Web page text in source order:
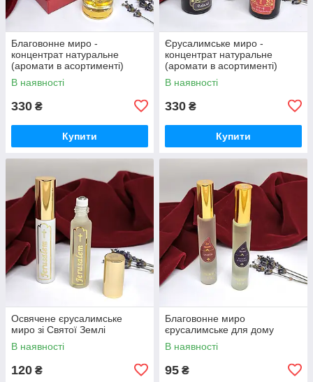
Благовонне миро -
концентрат натуральне
(аромати в асортименті)
В наявності
330 ₴
Купити
Єрусалимське миро -
концентрат натуральне
(аромати в асортименті)
В наявності
330 ₴
Купити
Освячене єрусалимське
миро зі Святої Землі
В наявності
120 ₴
Благовонне миро
єрусалимське для дому
В наявності
95 ₴